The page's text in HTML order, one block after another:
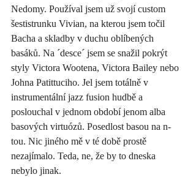
Nedomy. Používal jsem už svojí custom
šestistrunku Vivian, na kterou jsem točil
Bacha a skladby v duchu oblíbených
basáků. Na ´desce´ jsem se snažil pokrýt
styly Victora Wootena, Victora Bailey nebo
Johna Patittuciho. Jel jsem totálně v
instrumentální jazz fusion hudbě a
poslouchal v jednom období jenom alba
basových virtuózů. Posedlost basou na n-
tou. Nic jiného mě v té době prostě
nezajímalo. Teda, ne, že by to dneska
nebylo jinak.